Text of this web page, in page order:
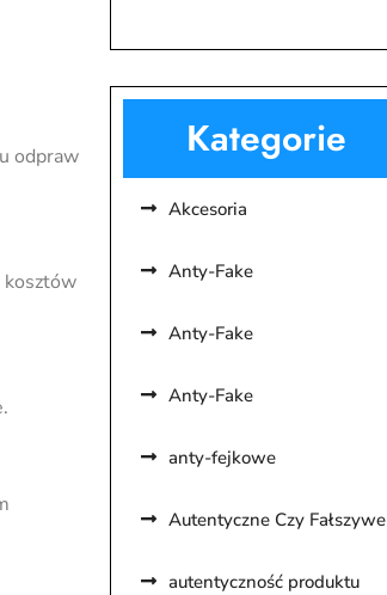
odpraw
kosztów
Kategorie
Akcesoria
Anty-Fake
Anty-Fake
Anty-Fake
anty-fejkowe
Autentyczne Czy Fałszywe
autentyczność produktu